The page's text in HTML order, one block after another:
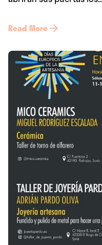
Read More